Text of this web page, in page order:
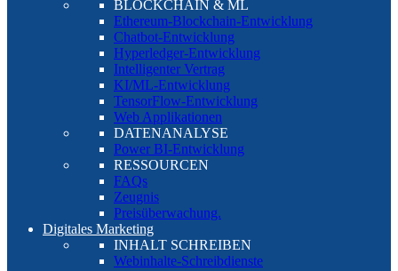
BLOCKCHAIN & ML
Ethereum-Blockchain-Entwicklung
Chatbot-Entwicklung
Hyperledger-Entwicklung
Intelligenter Vertrag
KI/ML-Entwicklung
TensorFlow-Entwicklung
Web Applikationen
DATENANALYSE
Power BI-Entwicklung
RESSOURCEN
FAQs
Zeugnis
Preisüberwachung.
Digitales Marketing
INHALT SCHREIBEN
Webinhalte-Schreibdienste